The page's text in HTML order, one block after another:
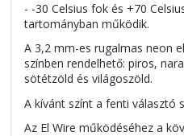
- -30 Celsius fok és +70
tartományban működik.
A 3,2 mm-es rugalmas neon
színben rendelhető: piros,
sötétzöld és világoszöld.
A kívánt színt a fenti választó
Az El Wire működéséhez a